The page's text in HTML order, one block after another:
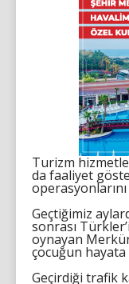
Turizm
da faaliyet
Geçtiğimiz
sonrası
oynayan
çocuğun hayata
Geçirdiği trafik